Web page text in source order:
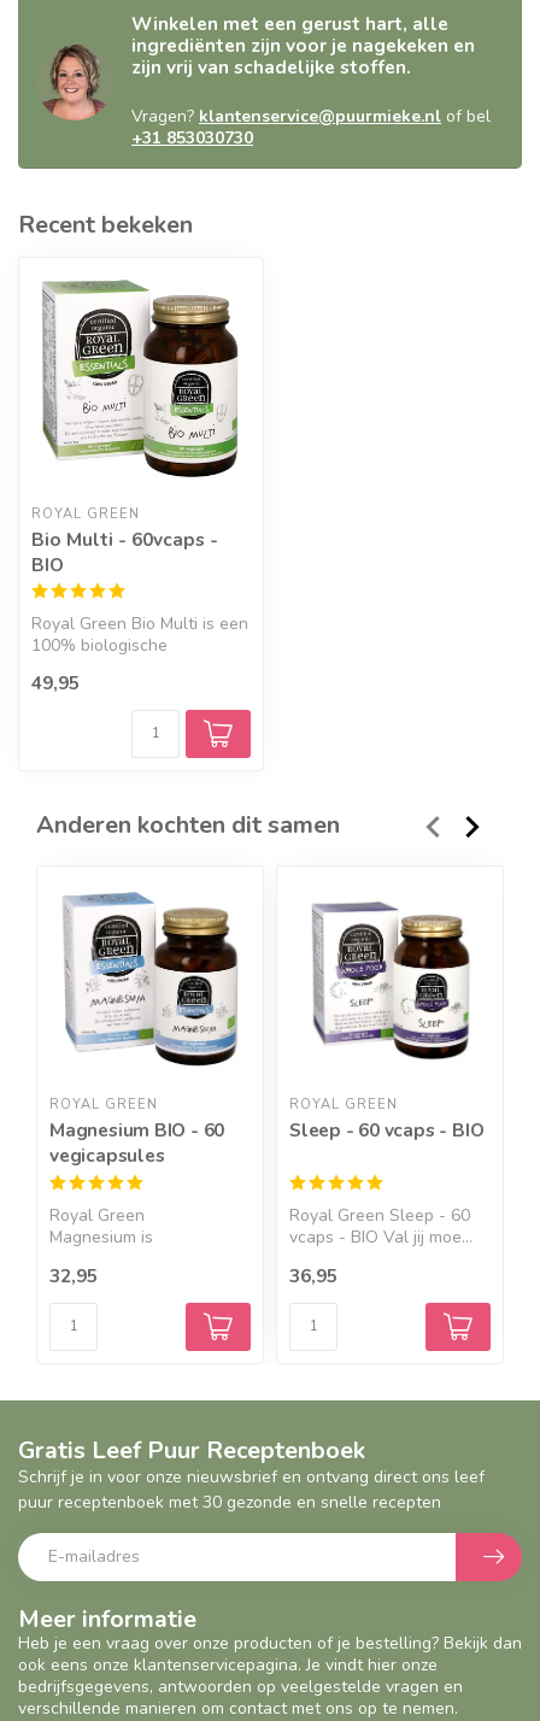
Winkelen met een gerust hart, alle
ingrediënten zijn voor je nagekeken en
zijn vrij van schadelijke stoffen.
Vragen? klantenservice@puurmieke.nl of bel
+31 853030730
Recent bekeken
ROYAL GREEN
Bio Multi - 60vcaps -
BIO
Royal Green Bio Multi is een
100% biologische
essentiële voed...
49,95
Anderen kochten dit samen
ROYAL GREEN
Magnesium BIO - 60
vegicapsules
Royal Green
Magnesium is
32,95
ROYAL GREEN
Sleep - 60 vcaps - BIO
Royal Green Sleep - 60
vcaps - BIO Val jij moe...
36,95
Meer informatie
Heb je een vraag over onze producten of je bestelling? Bekijk dan
ook eens onze klantenservicepagina. Je vindt hier onze
bedrijfsgegevens, antwoorden op veelgestelde vragen en
verschillende manieren om contact met ons op te nemen.
Gratis Leef Puur Receptenboek
Schrijf je in voor onze nieuwsbrief en ontvang direct ons leef
puur receptenboek met 30 gezonde en snelle recepten